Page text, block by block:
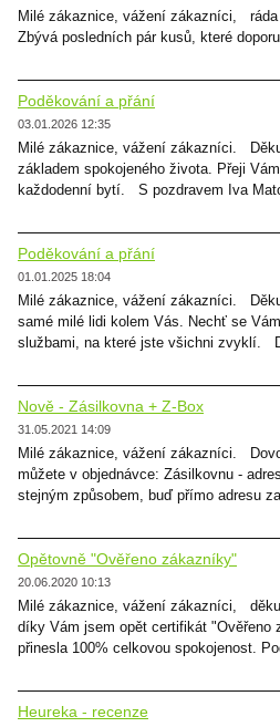
Milé zákaznice, vážení zákazníci, ráda
Zbývá posledních pár kusů, které
Poděkování a přání
03.01.2026 12:35
Milé zákaznice, vážení zákazníci.
základem spokojeného života. Přeji
každodenní bytí. S pozdravem Iva
Poděkování a přání
01.01.2025 18:04
Milé zákaznice, vážení zákazníci.
samé milé lidi kolem Vás. Nechť se
službami, na které jste všichni zvyklí.
Nově - Zásilkovna + Z-Box
31.05.2021 14:09
Milé zákaznice, vážení zákazníci.
můžete v objednávce: Zásilkovnu -
stejným způsobem, buď přímo adresu
Opětovně "Ověřeno zákazníky"
20.06.2020 10:13
Milé zákaznice, vážení zákazníci,
díky Vám jsem opět certifikát
přinesla 100% celkovou spokojenost.
Heureka - recenze